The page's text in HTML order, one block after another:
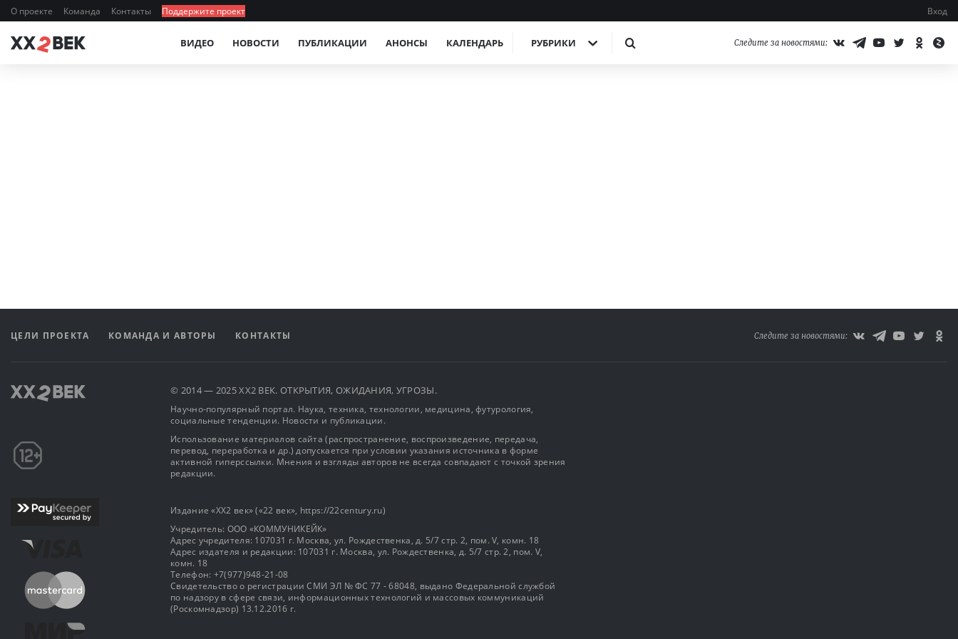
О проекте Команда Контакты Поддержите проект Вход
ВИДЕО НОВОСТИ ПУБЛИКАЦИИ АНОНСЫ КАЛЕНДАРЬ РУБРИКИ Следите за новостями:
ЦЕЛИ ПРОЕКТА КОМАНДА И АВТОРЫ КОНТАКТЫ Следите за новостями:
© 2014 — 2025 XX2 ВЕК. ОТКРЫТИЯ, ОЖИДАНИЯ, УГРОЗЫ.
Научно-популярный портал. Наука, техника, технологии, медицина, футурология,
социальные тенденции. Новости и публикации.
Использование материалов сайта (распространение, воспроизведение, передача,
перевод, переработка и др.) допускается при условии указания источника в форме
активной гиперссылки. Мнения и взгляды авторов не всегда совпадают с точкой зрения
редакции.
Издание «XX2 век» («22 век», https://22century.ru)
Учредитель: OOO «КОММУНИКЕЙК»
Адрес учредителя: 107031 г. Москва, ул. Рождественка, д. 5/7 стр. 2, пом. V, комн. 18
Адрес издателя и редакции: 107031 г. Москва, ул. Рождественка, д. 5/7 стр. 2, пом. V,
комн. 18
Телефон: +7(977)948-21-08
Свидетельство о регистрации СМИ ЭЛ № ФС 77 - 68048, выдано Федеральной службой
по надзору в сфере связи, информационных технологий и массовых коммуникаций
(Роскомнадзор) 13.12.2016 г.